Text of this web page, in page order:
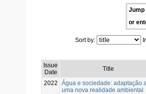
Jump
or
Sort by:
Issue
Date
Title
2022
Água e sociedade: adaptação
uma nova realidade ambiental